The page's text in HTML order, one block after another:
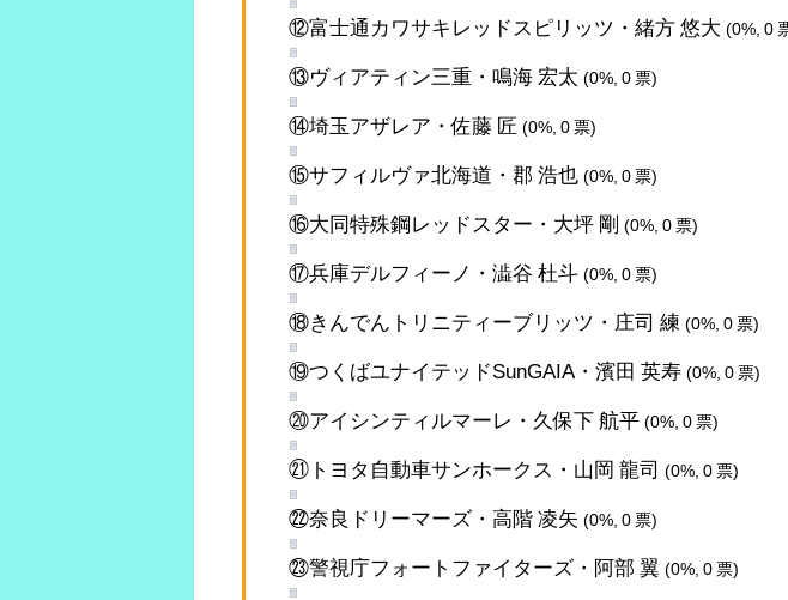
⑫富士通カワサキレッドスピリッツ・緒方 悠大 (0%, 0
⑬ヴィアティン三重・鳴海 宏太 (0%, 0 票)
⑭埼玉アザレア・佐藤 匠 (0%, 0 票)
⑮サフィルヴァ北海道・郡 浩也 (0%, 0 票)
⑯大同特殊鋼レッドスター・大坪 剛 (0%, 0 票)
⑰兵庫デルフィーノ・澁谷 杜斗 (0%, 0 票)
⑱きんでんトリニティーブリッツ・庄司 練 (0%, 0 票)
⑲つくばユナイテッドSunGAIA・濱田 英寿 (0%, 0 票)
⑳アイシンティルマーレ・久保下 航平 (0%, 0 票)
㉑トヨタ自動車サンホークス・山岡 龍司 (0%, 0 票)
㉒奈良ドリーマーズ・高階 凌矢 (0%, 0 票)
㉓警視庁フォートファイターズ・阿部 翼 (0%, 0 票)